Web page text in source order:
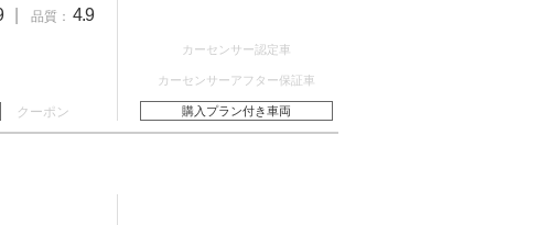
品質： 4.9
クーポン
カーセンサー認定車
カーセンサーアフター保証車
購入プラン付き車両